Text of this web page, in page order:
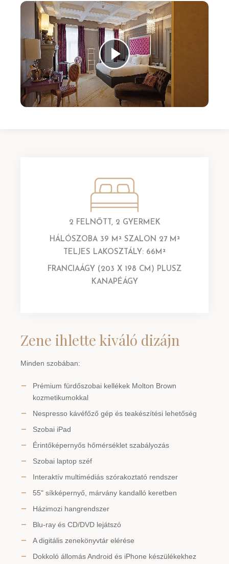
2 FELNŐTT, 2 GYERMEK
HÁLÓSZOBA 39 M² SZALON 27 M²
TELJES LAKOSZTÁLY: 66M²
FRANCIAÁGY (203 X 198 CM) PLUSZ
KANAPÉÁGY
Zene ihlette kiváló dizájn
Minden szobában:
Prémium fürdőszobai kellékek Molton Brown
kozmetikumokkal
Nespresso kávéfőző gép és teakészítési lehetőség
Szobai iPad
Érintőképernyős hőmérséklet szabályozás
Szobai laptop széf
Interaktív multimédiás szórakoztató rendszer
55" síkképernyő, márvány kandalló keretben
Házimozi hangrendszer
Blu-ray és CD/DVD lejátszó
A digitális zenekönyvtár elérése
Dokkoló állomás Android és iPhone készülékekhez